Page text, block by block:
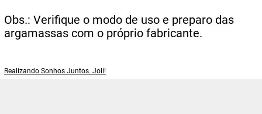
Obs.: Verifique o modo de uso e preparo das
argamassas com o próprio fabricante.
Realizando Sonhos Juntos. Joli!